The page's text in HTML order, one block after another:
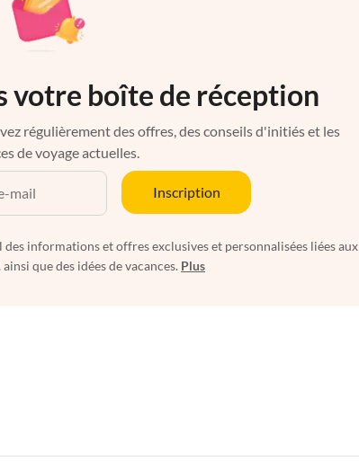
votre boîte de réception
régulièrement des offres, des conseils d'initiés et les
de voyage actuelles.
Inscription
informations et offres exclusives et personnalisées liées aux
que des idées de vacances. Plus